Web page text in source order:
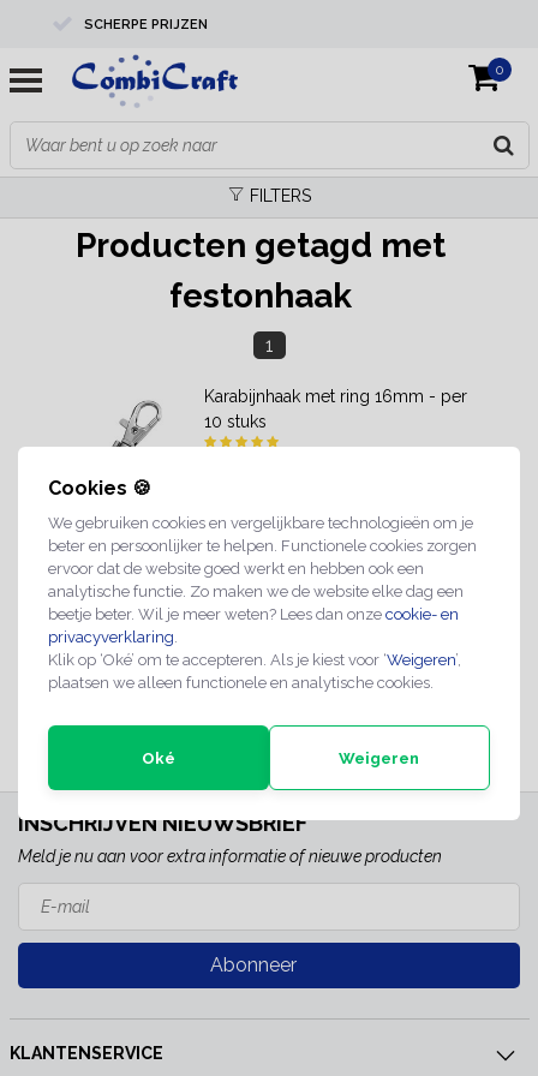
Cookies 🍪
We gebruiken cookies en vergelijkbare technologieën om je
beter en persoonlijker te helpen. Functionele cookies zorgen
ervoor dat de website goed werkt en hebben ook een
analytische functie. Zo maken we de website elke dag een
beetje beter. Wil je meer weten? Lees dan onze cookie- en
privacyverklaring.
Klik op ‘Oké’ om te accepteren. Als je kiest voor ‘Weigeren’,
plaatsen we alleen functionele en analytische cookies.
Oké Weigeren
SCHERPE PRIJZEN
PROFESSIONELE KWALITEIT
EXPERTS IN MAATWERK
0
FILTERS
Producten getagd met
festonhaak
1
Karabijnhaak met ring 16mm - per
10 stuks
€5,-
OP VOORRAAD Direct leverbaar
TOEVOEGEN AAN WINKELWAGEN
INSCHRIJVEN NIEUWSBRIEF
Meld je nu aan voor extra informatie of nieuwe producten
Abonneer
KLANTENSERVICE